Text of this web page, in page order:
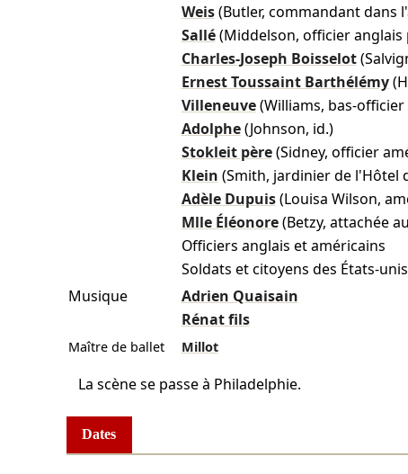
Weis (Butler, commandant dans
Sallé (Middelson, officier
Charles-Joseph Boisselot
Ernest Toussaint Barthélémy
Villeneuve (Williams, bas-
Adolphe (Johnson, id.)
Stokleit père (Sidney, officier
Klein (Smith, jardinier de l'Hôtel
Adèle Dupuis (Louisa Wilson,
Mlle Éléonore (Betzy, attachée
Officiers anglais et américains
Soldats et citoyens des États-unis
Musique
Adrien Quaisain
Rénat fils
Maître de ballet Millot
La scène se passe à Philadelphie.
Dates